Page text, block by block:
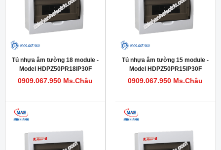
Tủ nhựa âm tường 18 module -
Model HDPZ50PR18IP30F
0909.067.950 Ms.Châu
Tủ nhựa âm tường 15 module -
Model HDPZ50PR15IP30F
0909.067.950 Ms.Châu